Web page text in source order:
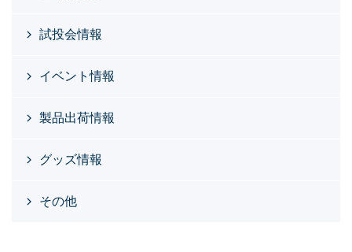
試投会情報
イベント情報
製品出荷情報
グッズ情報
その他